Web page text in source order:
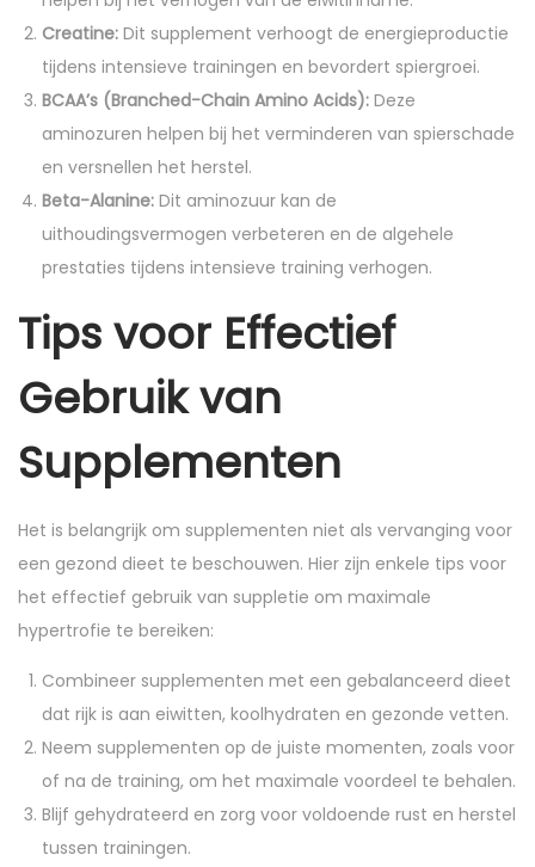
Creatine: Dit supplement verhoogt de energieproductie
tijdens intensieve trainingen en bevordert spiergroei.
BCAA’s (Branched-Chain Amino Acids): Deze
aminozuren helpen bij het verminderen van spierschade
en versnellen het herstel.
Beta-Alanine: Dit aminozuur kan de
uithoudingsvermogen verbeteren en de algehele
prestaties tijdens intensieve training verhogen.
Tips voor Effectief
Gebruik van
Supplementen
Het is belangrijk om supplementen niet als vervanging voor
een gezond dieet te beschouwen. Hier zijn enkele tips voor
het effectief gebruik van suppletie om maximale
hypertrofie te bereiken:
Combineer supplementen met een gebalanceerd dieet
dat rijk is aan eiwitten, koolhydraten en gezonde vetten.
Neem supplementen op de juiste momenten, zoals voor
of na de training, om het maximale voordeel te behalen.
Blijf gehydrateerd en zorg voor voldoende rust en herstel
tussen trainingen.